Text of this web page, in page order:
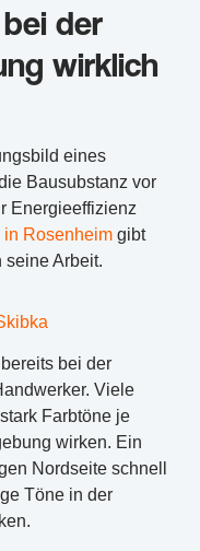
der
wirklich
eines
Bausubstanz vor
Energieeffizienz
in Rosenheim gibt
seine Arbeit.
bei der
Viele
Farbtöne je
wirken. Ein
Nordseite schnell
Töne in der